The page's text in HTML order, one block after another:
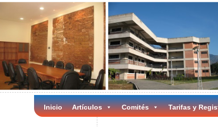
Inicio Artículos Comités Tarifas y